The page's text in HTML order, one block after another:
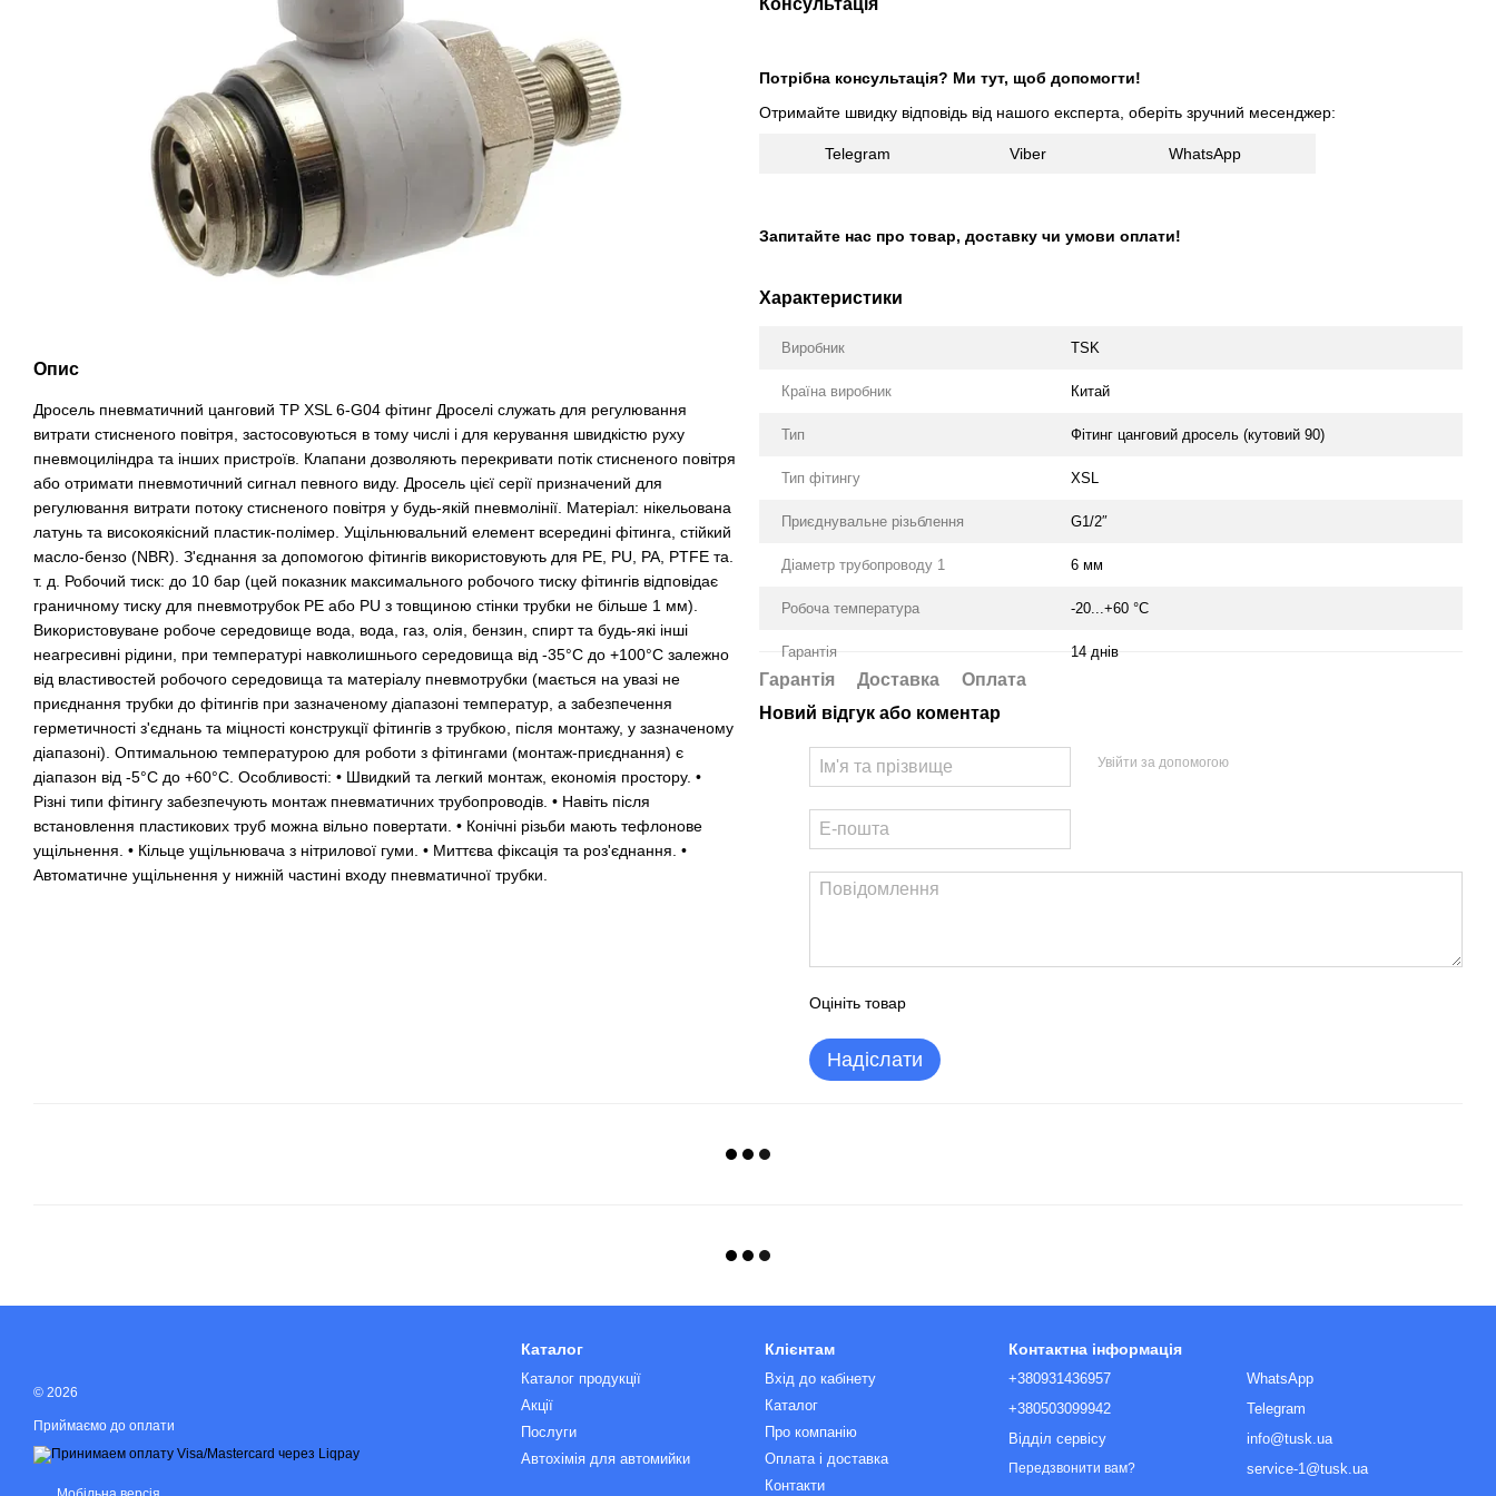
Опис
Дросель пневматичний цанговий TP XSL 6-G04 фітинг Дроселі служать для регулювання
витрати стисненого повітря, застосовуються в тому числі і для керування швидкістю руху
пневмоциліндра та інших пристроїв. Клапани дозволяють перекривати потік стисненого повітря
або отримати пневмотичний сигнал певного виду. Дросель цієї серії призначений для
регулювання витрати потоку стисненого повітря у будь-якій пневмолінії. Матеріал: нікельована
латунь та високоякісний пластик-полімер. Ущільнювальний елемент всередині фітинга, стійкий
масло-бензо (NBR). З'єднання за допомогою фітингів використовують для PE, PU, ​​PA, PTFE та.
т. д. Робочий тиск: до 10 бар (цей показник максимального робочого тиску фітингів відповідає
граничному тиску для пневмотрубок РЕ або PU з товщиною стінки трубки не більше 1 мм).
Використовуване робоче середовище вода, вода, газ, олія, бензин, спирт та будь-які інші
неагресивні рідини, при температурі навколишнього середовища від -35°С до +100°С залежно
від властивостей робочого середовища та матеріалу пневмотрубки (мається на увазі не
приєднання трубки до фітингів при зазначеному діапазоні температур, а забезпечення
герметичності з'єднань та міцності конструкції фітингів з трубкою, після монтажу, у зазначеному
діапазоні). Оптимальною температурою для роботи з фітингами (монтаж-приєднання) є
діапазон від -5°С до +60°С. Особливості: • Швидкий та легкий монтаж, економія простору. •
Різні типи фітингу забезпечують монтаж пневматичних трубопроводів. • Навіть після
встановлення пластикових труб можна вільно повертати. • Конічні різьби мають тефлонове
ущільнення. • Кільце ущільнювача з нітрилової гуми. • Миттєва фіксація та роз'єднання. •
Автоматичне ущільнення у нижній частині входу пневматичної трубки.
Консультація
Потрібна консультація? Ми тут, щоб допомогти!
Отримайте швидку відповідь від нашого експерта, оберіть зручний месенджер:
Telegram Viber WhatsApp
Запитайте нас про товар, доставку чи умови оплати!
Характеристики
Виробник TSK
Країна виробник Китай
Тип Фітинг цанговий дросель (кутовий 90)
Тип фітингу XSL
Приєднувальне різьблення G1/2″
Діаметр трубопроводу 1 6 мм
Робоча температура -20...+60 °С
Гарантія 14 днів
Гарантія Доставка
Оплата
Новий відгук або коментар
Увійти за допомогою
Оцініть товар
Надіслати
© 2026
Приймаємо до оплати
Каталог
Каталог продукції
Акції
Послуги
Автохімія для автомийки
Клієнтам
Вхід до кабінету
Каталог
Про компанію
Оплата і доставка
Контакти
Контактна інформація
+380931436957
+380503099942
Відділ сервісу
Передзвонити вам?
WhatsApp
Telegram
info@tusk.ua
service-1@tusk.ua